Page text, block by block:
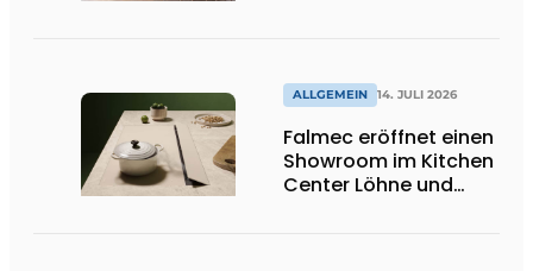
ALLGEMEIN 14. JULI 2026
Falmec eröffnet einen
Showroom im Kitchen
Center Löhne und